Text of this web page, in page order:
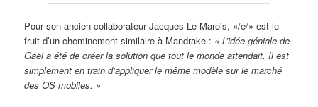
Pour son ancien collaborateur Jacques Le Marois, «/e/» est le
fruit d’un cheminement similaire à Mandrake : « L’idée géniale de
Gaël a été de créer la solution que tout le monde attendait. Il est
simplement en train d’appliquer le même modèle sur le marché
des OS mobiles. »